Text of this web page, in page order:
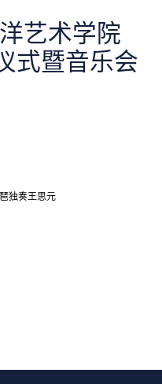
艺术学院
式暨音乐会
独奏王思元